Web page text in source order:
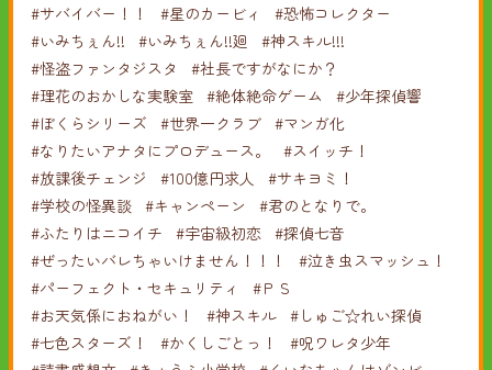
#サバイバー！！
#星のカービィ
#恐怖コレクター
#いみちぇん!!
#いみちぇん!!廻
#神スキル!!!
#怪盗ファンタジスタ
#社長ですがなにか？
#理花のおかしな実験室 #絶体絶命ゲーム
#少年探偵響
#ぼくらシリーズ
#世界一クラブ #マンガ化
#なりたいアナタにプロデュース。
#スイッチ！
#放課後チェンジ
#100億円求人
#サキヨミ！
#学校の怪異談 #キャンペーン
#君のとなりで。
#ふたりはニコイチ
#宇宙級初恋
#探偵七音
#ぜったいバレちゃいけません！！！
#泣き虫スマッシュ！
#パーフェクト・セキュリティ
#ＰＳ
#お天気係におねがい！
#神スキル #しゅご☆れい探偵
#七色スターズ！
#かくしごとっ！
#呪ワレタ少年